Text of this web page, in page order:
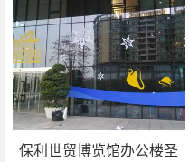
保利世贸博览馆办公楼圣